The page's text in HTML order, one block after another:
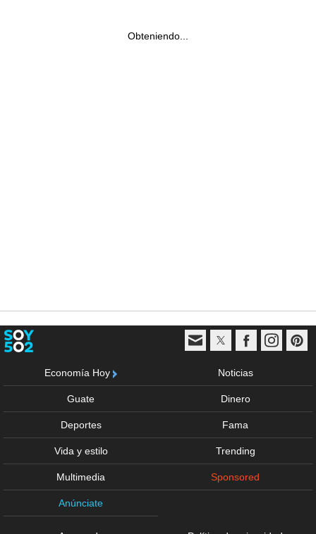
Obteniendo...
Economía Hoy Noticias
Guate Dinero
Deportes Fama
Vida y estilo Trending
Multimedia Sponsored
Anúnciate